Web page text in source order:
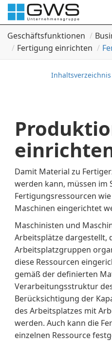
Geschäftsfunktionen
Fertigung einrichten
Damit Material zu
werden kann, müssen im
Fertigungsressourcen
Maschinen eingerichtet
Maschinisten und
Arbeitsplätze dargestellt,
Arbeitsplatzgruppen
diese Ressourcen
gemäß der definierten
Verarbeitungsstruktur
Berücksichtigung der
des Arbeitsplatzes mit
werden. Auch kann die
einzelnen Ressource